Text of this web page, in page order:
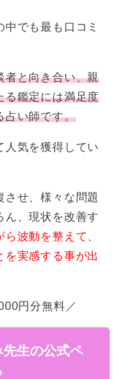
でも最も口コミ
者と向き合い、親
る鑑定には満足度
占い師です。
人気を獲得してい
させ、様々な問題
ん、現状を改善す
波動を整えて、
を実感する事が出
円分無料／
生の公式ペ